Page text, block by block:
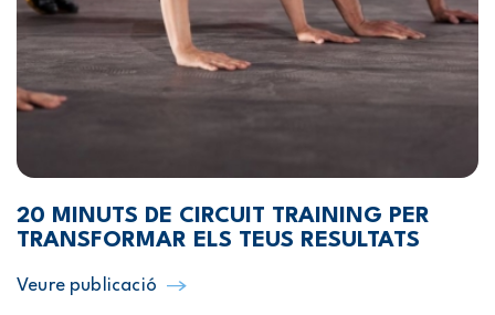
20 MINUTS DE CIRCUIT TRAINING PER
TRANSFORMAR ELS TEUS RESULTATS
Veure publicació